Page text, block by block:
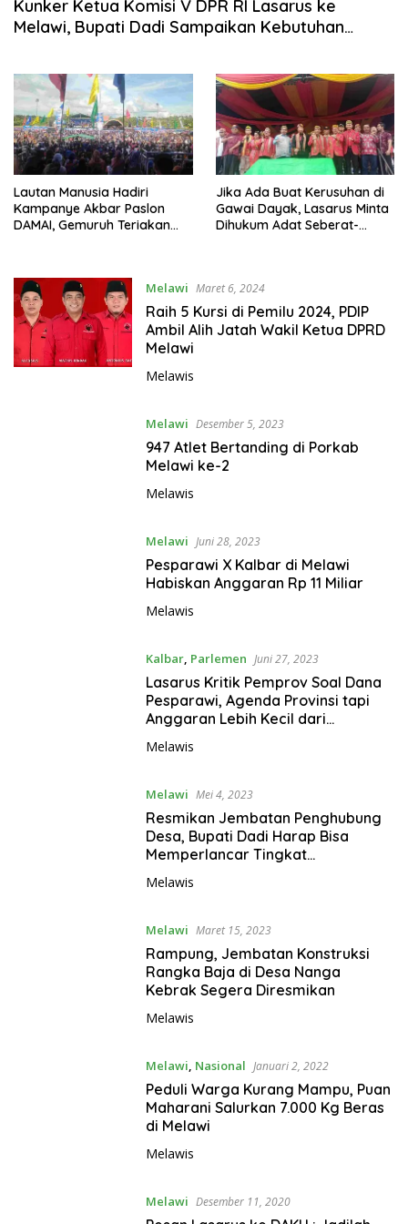
Kunker Ketua Komisi V DPR RI Lasarus ke
Melawi, Bupati Dadi Sampaikan Kebutuhan
Lautan Manusia Hadiri
Kampanye Akbar Paslon
DAMAI, Gemuruh Teriakan
Jika Ada Buat Kerusuhan di
Gawai Dayak, Lasarus Minta
Dihukum Adat Seberat-
Melawi Maret 6, 2024
Raih 5 Kursi di Pemilu 2024, PDIP
Ambil Alih Jatah Wakil Ketua DPRD
Melawi
Melawis
Melawi Desember 5, 2023
947 Atlet Bertanding di Porkab
Melawi ke-2
Melawis
Melawi Juni 28, 2023
Pesparawi X Kalbar di Melawi
Habiskan Anggaran Rp 11 Miliar
Melawis
Kalbar, Parlemen Juni 27, 2023
Lasarus Kritik Pemprov Soal Dana
Pesparawi, Agenda Provinsi tapi
Anggaran Lebih Kecil dari
Melawis
Melawi Mei 4, 2023
Resmikan Jembatan Penghubung
Desa, Bupati Dadi Harap Bisa
Memperlancar Tingkat
Melawis
Melawi Maret 15, 2023
Rampung, Jembatan Konstruksi
Rangka Baja di Desa Nanga
Kebrak Segera Diresmikan
Melawis
Melawi Nasional Januari 2, 2022
Peduli Warga Kurang Mampu, Puan
Maharani Salurkan 7.000 Kg Beras
di Melawi
Melawis
Melawi Desember 11, 2020